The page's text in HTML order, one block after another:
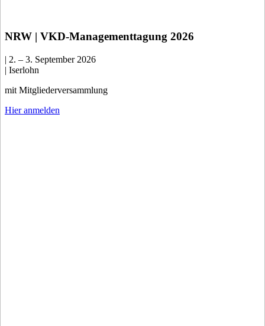
NRW | VKD-Managementtagung 2026
| 2. – 3. September 2026
| Iserlohn
mit Mitgliederversammlung
Hier anmelden